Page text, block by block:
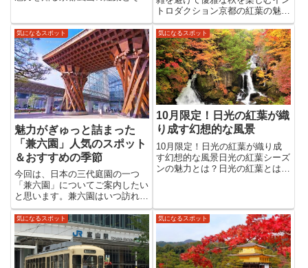
まるで日本画のような風景が広が
ります。渡月橋や天龍寺の庭園な
ど、歴史と自然が調和する景観
は...
トロダクション京都の紅葉の魅力
とは？京都は古都ならではの歴史
ある寺社や庭園が数多く残り、四
季折々に美しい姿を見せてくれま
す。その中でも特に心を打つのが
紅葉の季節。11月になると街全...
気になるスポット
魅力がぎゅっと詰まった
「兼六園」人気のスポット
＆おすすめの季節
今回は、日本の三代庭園の一つ
「兼六園」についてご案内したい
と思います。兼六園はいつ訪れる
のがベストか？悩む方も多いので
はないでしょうか？きっと参考に
なる情報があると思いますので、
最後ませお付き合いいただければ
嬉しいです。兼六園（けんろくえ
ん...
気になるスポット
10月限定！日光の紅葉が織
り成す幻想的な風景
10月限定！日光の紅葉が織り成
す幻想的な風景日光の紅葉シーズ
ンの魅力とは？日光の紅葉とは？
わたり紅葉を楽しめるのが特徴で
す。10月上旬には奥日光の高地...
気になるスポット 気になるスポット